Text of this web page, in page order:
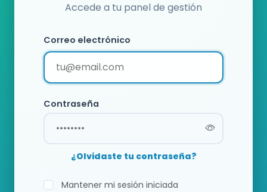
Accede a tu panel de gestión
Correo electrónico
Contraseña
¿Olvidaste tu contraseña?
Mantener mi sesión iniciada